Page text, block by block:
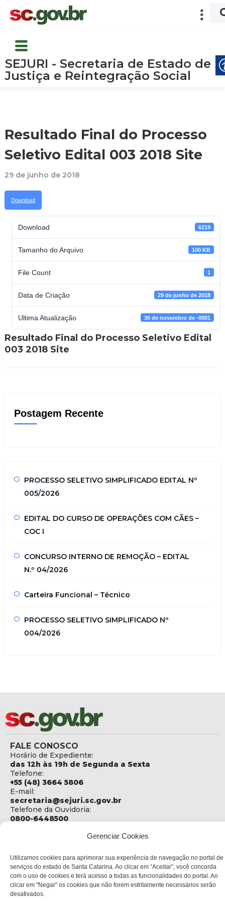
Gerenciar Cookies
Utilizamos cookies para aprimorar sua experiência de navegação no portal de
serviços do estado de Santa Catarina. Ao clicar em “Aceitar”, você concorda
com o uso de cookies e terá acesso a todas as funcionalidades do portal. Ao
clicar em "Negar" os cookies que não forem estritamente necessários serão
desativados.
SEJURI - Secretaria de Estado de
Justiça e Reintegração Social
Resultado Final do Processo
Seletivo Edital 003 2018 Site
29 de junho de 2018
Download
Download 6219
Tamanho do Arquivo 100 KB
File Count 1
Data de Criação 29 de junho de 2018
Ultima Atualização 30 de novembro de -0001
Resultado Final do Processo Seletivo Edital
003 2018 Site
Postagem Recente
PROCESSO SELETIVO SIMPLIFICADO EDITAL Nº
005/2026
EDITAL DO CURSO DE OPERAÇÕES COM CÃES –
COC I
CONCURSO INTERNO DE REMOÇÃO – EDITAL
N.º 04/2026
Carteira Funcional – Técnico
PROCESSO SELETIVO SIMPLIFICADO Nº
004/2026
FALE CONOSCO
Horário de Expediente:
das 12h às 19h de Segunda a Sexta
Telefone:
+55 (48) 3664 5806
E-mail:
secretaria@sejuri.sc.gov.br
Telefone da Ouvidoria:
0800-6448500
Social
Rua Fúlvio Aducci, 1214 - Loja 06
Bairro:
Estreito - Florianópolis - SC